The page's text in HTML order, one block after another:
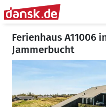
Ferienhaus A11006
Jammerbucht